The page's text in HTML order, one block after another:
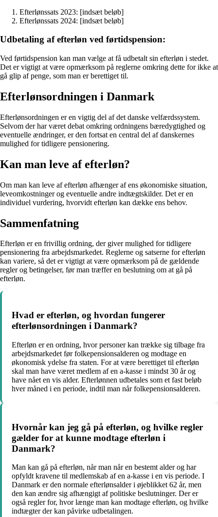
Efterlønssats 2023: [indsæt beløb]
Efterlønssats 2024: [indsæt beløb]
Udbetaling af efterløn ved førtidspension:
Ved førtidspension kan man vælge at få udbetalt sin efterløn i stedet.
Det er vigtigt at være opmærksom på reglerne omkring dette for ikke at
gå glip af penge, som man er berettiget til.
Efterlønsordningen i Danmark
Efterlønsordningen er en vigtig del af det danske velfærdssystem.
Selvom der har været debat omkring ordningens bæredygtighed og
eventuelle ændringer, er den fortsat en central del af danskernes
mulighed for tidligere pensionering.
Kan man leve af efterløn?
Om man kan leve af efterløn afhænger af ens økonomiske situation,
leveomkostninger og eventuelle andre indtægtskilder. Det er en
individuel vurdering, hvorvidt efterløn kan dække ens behov.
Sammenfatning
Efterløn er en frivillig ordning, der giver mulighed for tidligere
pensionering fra arbejdsmarkedet. Reglerne og satserne for efterløn
kan variere, så det er vigtigt at være opmærksom på de gældende
regler og betingelser, før man træffer en beslutning om at gå på
efterløn.
Hvad er efterløn, og hvordan fungerer
efterlønsordningen i Danmark?
Efterløn er en ordning, hvor personer kan trække sig tilbage fra
arbejdsmarkedet før folkepensionsalderen og modtage en
økonomisk ydelse fra staten. For at være berettiget til efterløn
skal man have været medlem af en a-kasse i mindst 30 år og
have nået en vis alder. Efterlønnen udbetales som et fast beløb
hver måned i en periode, indtil man når folkepensionsalderen.
Hvornår kan jeg gå på efterløn, og hvilke regler
gælder for at kunne modtage efterløn i
Danmark?
Man kan gå på efterløn, når man når en bestemt alder og har
opfyldt kravene til medlemskab af en a-kasse i en vis periode. I
Danmark er den normale efterlønsalder i øjeblikket 62 år, men
den kan ændre sig afhængigt af politiske beslutninger. Der er
også regler for, hvor længe man kan modtage efterløn, og hvilke
indtægter der kan påvirke udbetalingen.